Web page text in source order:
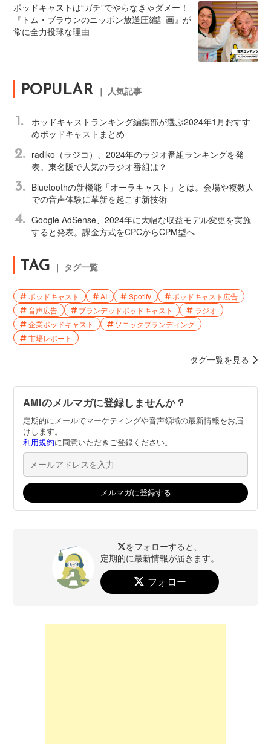
ポッドキャストは“ガチ”でやらなきゃダメー！
『トム・ブラウンのニッポン放送圧縮計画』が
常に全力投球な理由
POPULAR ｜ 人気記事
1.
ポッドキャストランキング編集部が選ぶ2024年1月おすす
めポッドキャストまとめ
2.
radiko（ラジコ）、2024年のラジオ番組ランキングを発
表。東名阪で人気のラジオ番組は？
3.
Bluetoothの新機能「オーラキャスト」とは。会場や複数人
での音声体験に革新を起こす新技術
4. Google AdSense、2024年に大幅な収益モデル変更を実施
すると発表。課金方式をCPCからCPM型へ
TAG ｜ タグ一覧
ポッドキャスト AI Spotify
ポッドキャスト広告
音声広告
ブランデッドポッドキャスト
ラジオ
企業ポッドキャスト
ソニックブランディング
市場レポート
タグ一覧を見る
AMIのメルマガに登録しませんか？
定期的にメールでマーケティングや音声領域の最新情報をお届
けします。
利用規約に同意いただきご登録ください。
をフォローすると、
定期的に最新情報が届きます。
フォロー